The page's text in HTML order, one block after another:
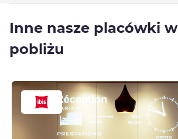
Inne nasze placówki w
pobliżu